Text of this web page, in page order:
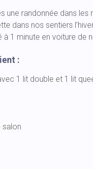
une randonnée dans les
dans nos sentiers
1 minute en voiture de
:
1 lit double et 1 lit
salon